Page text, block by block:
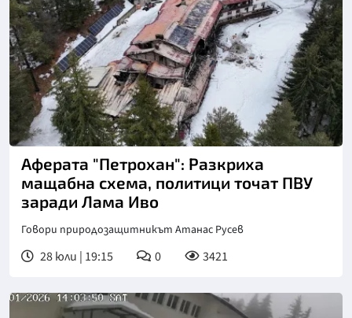
Снимка: БТА
Аферата "Петрохан": Разкриха
мащабна схема, политици точат ПВУ
заради Лама Иво
Говори природозащитникът Атанас Русев
28 юли | 19:15 0 3421